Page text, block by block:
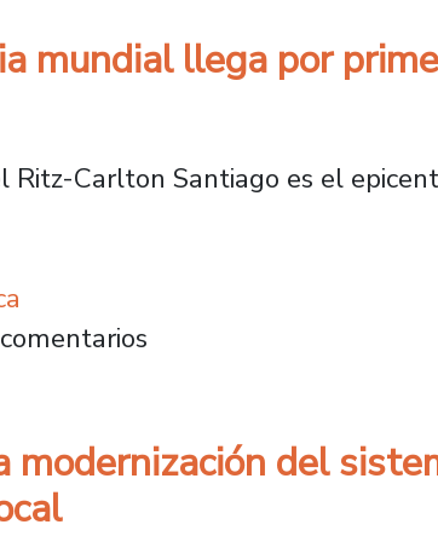
mundial llega por
Carlton Santiago es el
mundial llega por primera
modernización del